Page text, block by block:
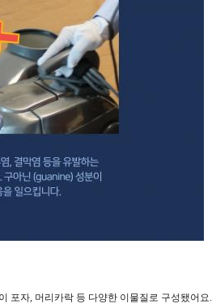
포자, 머리카락 등 다양한 이물질로 구성됐어요.